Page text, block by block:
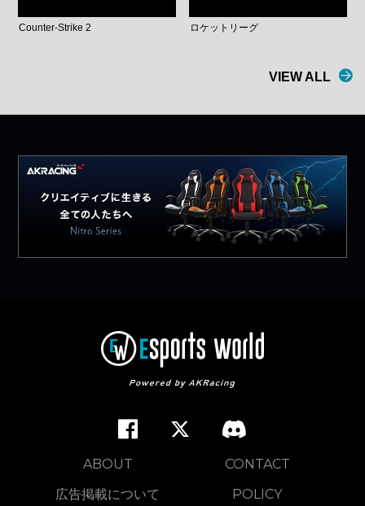
Counter-Strike 2 ロケットリーグ
VIEW ALL
ABOUT
CONTACT
広告掲載について
POLICY